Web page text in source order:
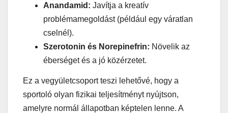
Anandamid: Javítja a kreatív
problémamegoldást (például egy váratlan
cselnél).
Szerotonin és Norepinefrin: Növelik az
éberséget és a jó közérzetet.
Ez a vegyületcsoport teszi lehetővé, hogy a
sportoló olyan fizikai teljesítményt nyújtson,
amelyre normál állapotban képtelen lenne. A